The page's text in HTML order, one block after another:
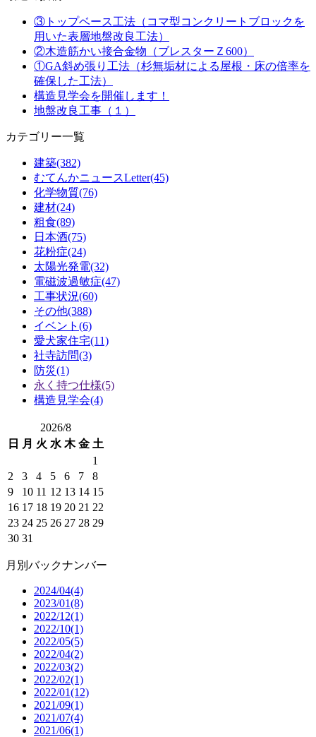
③トップベース工法（コマ型コンクリートブロックを
用いた表層地盤改良工法）
②木造筋かい接合金物（ブレスターＺ600）
①GA斜め張り工法（杉無垢材による屋根・床の倍率を
確保した工法）
構造見学会を開催します！
地盤改良工事（１）
カテゴリー一覧
建築(382)
むてんかニュースLetter(45)
化学物質(76)
建材(24)
粗食(89)
日本酒(75)
花粉症(24)
太陽光発電(32)
電磁波過敏症(47)
工事状況(60)
その他(388)
イベント(6)
愛犬家住宅(11)
社寺訪問(3)
防災(1)
永く持つ仕様(5)
構造見学会(4)
2026/8
日
月 火 水 木 金 土
1
2
3 4 5 6 7
8
9
10 11 12 13 14 15
16 17 18 19 20 21 22
23 24 25 26 27 28 29
30 31
月別バックナンバー
2024/04(4)
2023/01(8)
2022/12(1)
2022/10(1)
2022/05(5)
2022/04(2)
2022/03(2)
2022/02(1)
2022/01(12)
2021/09(1)
2021/07(4)
2021/06(1)